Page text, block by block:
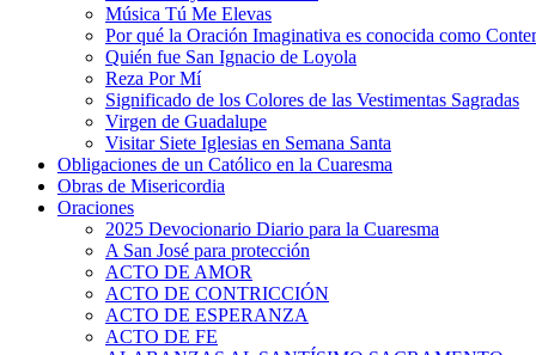
Música Tú Me Elevas
Por qué la Oración Imaginativa es conocida como
Quién fue San Ignacio de Loyola
Reza Por Mí
Significado de los Colores de las Vestimentas Sagradas
Virgen de Guadalupe
Visitar Siete Iglesias en Semana Santa
Obligaciones de un Católico en la Cuaresma
Obras de Misericordia
Oraciones
2025 Devocionario Diario para la Cuaresma
A San José para protección
ACTO DE AMOR
ACTO DE CONTRICCIÓN
ACTO DE ESPERANZA
ACTO DE FE